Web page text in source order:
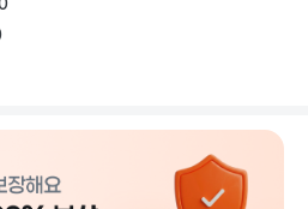
너의 맞춤형 지도로 개인 운동
을 감량하고, 목표 달성을 위
강화를 위한 맞춤형 회복 프